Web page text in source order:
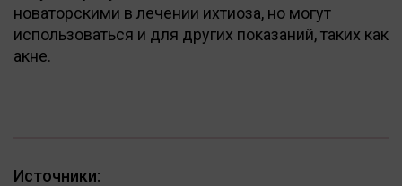
новаторскими в лечении ихтиоза, но могут
использоваться и для других показаний, таких как
акне.
Источники: